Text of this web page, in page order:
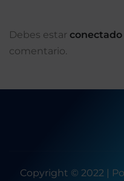
Debes estar conectado
comentario.
Copyright © 2022 |